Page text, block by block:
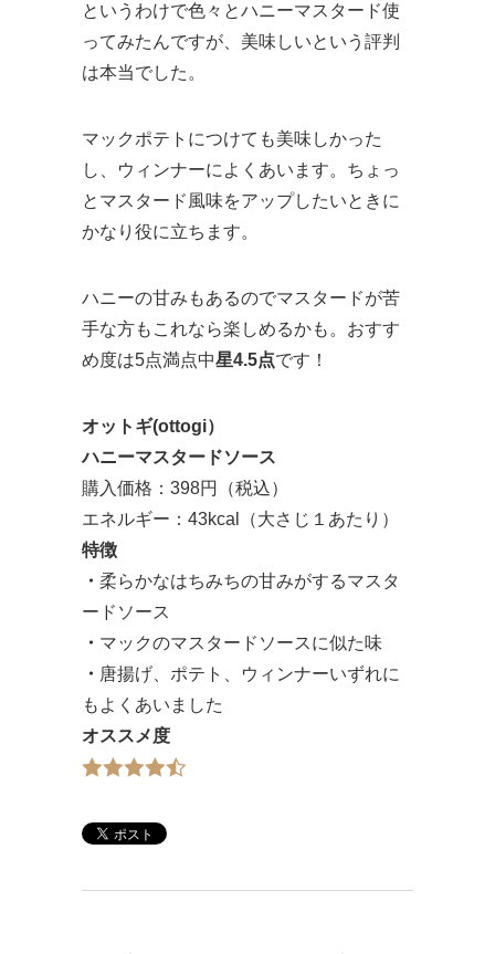
というわけで色々とハニーマスタード使
ってみたんですが、美味しいという評判
は本当でした。
マックポテトにつけても美味しかった
し、ウィンナーによくあいます。ちょっ
とマスタード風味をアップしたいときに
かなり役に立ちます。
ハニーの甘みもあるのでマスタードが苦
手な方もこれなら楽しめるかも。おすす
め度は5点満点中星4.5点です！
オットギ(ottogi）
ハニーマスタードソース
購入価格：398円（税込）
エネルギー：43kcal（大さじ１あたり）
特徴
・ 柔らかなはちみちの甘みがするマスタ
ードソース
・ マックのマスタードソースに似た味
・ 唐揚げ、ポテト、ウィンナーいずれに
もよくあいました
オススメ度